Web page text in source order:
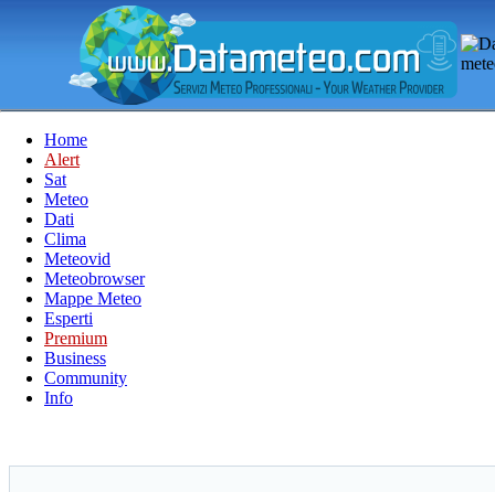
Home
Alert
Sat
Meteo
Dati
Clima
Meteovid
Meteobrowser
Mappe Meteo
Esperti
Premium
Business
Community
Info